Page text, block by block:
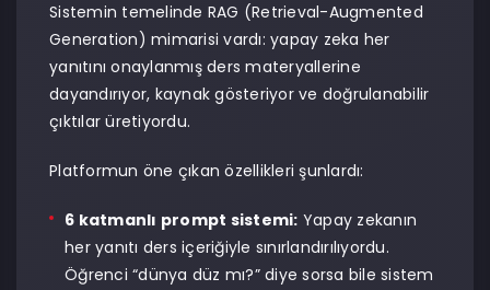
Sistemin temelinde RAG (Retrieval-Augmented
Generation) mimarisi vardı: yapay zeka her
yanıtını onaylanmış ders materyallerine
dayandırıyor, kaynak gösteriyor ve doğrulanabilir
çıktılar üretiyordu.
Platformun öne çıkan özellikleri şunlardı:
6 katmanlı prompt sistemi: Yapay zekanın
her yanıtı ders içeriğiyle sınırlandırılıyordu.
Öğrenci “dünya düz mı?” diye sorsa bile sistem